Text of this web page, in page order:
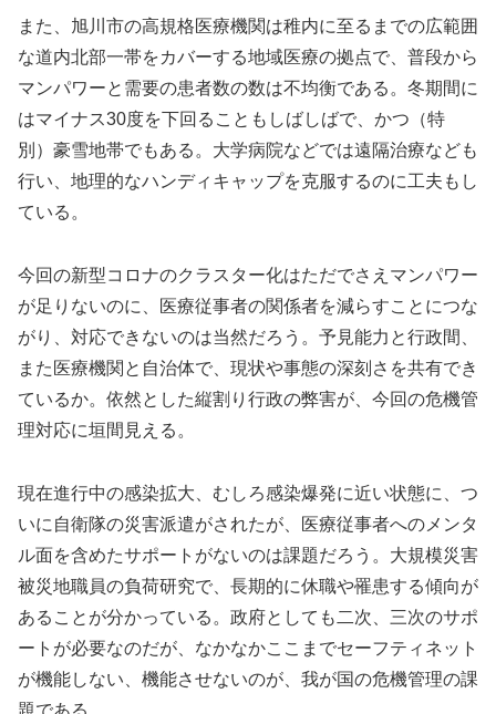
また、旭川市の高規格医療機関は稚内に至るまでの広範囲
な道内北部一帯をカバーする地域医療の拠点で、普段から
マンパワーと需要の患者数の数は不均衡である。冬期間に
はマイナス30度を下回ることもしばしばで、かつ（特
別）豪雪地帯でもある。大学病院などでは遠隔治療なども
行い、地理的なハンディキャップを克服するのに工夫もし
ている。
今回の新型コロナのクラスター化はただでさえマンパワー
が足りないのに、医療従事者の関係者を減らすことにつな
がり、対応できないのは当然だろう。予見能力と行政間、
また医療機関と自治体で、現状や事態の深刻さを共有でき
ているか。依然とした縦割り行政の弊害が、今回の危機管
理対応に垣間見える。
現在進行中の感染拡大、むしろ感染爆発に近い状態に、つ
いに自衛隊の災害派遣がされたが、医療従事者へのメンタ
ル面を含めたサポートがないのは課題だろう。大規模災害
被災地職員の負荷研究で、長期的に休職や罹患する傾向が
あることが分かっている。政府としても二次、三次のサポ
ートが必要なのだが、なかなかここまでセーフティネット
が機能しない、機能させないのが、我が国の危機管理の課
題である。